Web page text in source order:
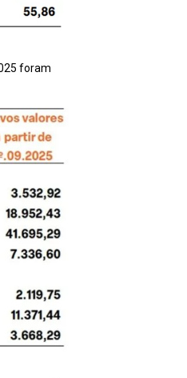
foram